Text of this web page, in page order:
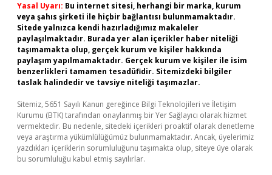
Yasal Uyarı: Bu internet sitesi, herhangi bir marka, kurum
veya şahıs şirketi ile hiçbir bağlantısı bulunmamaktadır.
Sitede yalnızca kendi hazırladığımız makaleler
paylaşılmaktadır. Burada yer alan içerikler haber niteliği
taşımamakta olup, gerçek kurum ve kişiler hakkında
paylaşım yapılmamaktadır. Gerçek kurum ve kişiler ile isim
benzerlikleri tamamen tesadüfidir. Sitemizdeki bilgiler
taslak halindedir ve tavsiye niteliği taşımazlar.
Sitemiz, 5651 Sayılı Kanun gereğince Bilgi Teknolojileri ve İletişim
Kurumu (BTK) tarafından onaylanmış bir Yer Sağlayıcı olarak hizmet
vermektedir. Bu nedenle, sitedeki içerikleri proaktif olarak denetleme
veya araştırma yükümlülüğümüz bulunmamaktadır. Ancak, üyelerimiz
yazdıkları içeriklerin sorumluluğunu taşımakta olup, siteye üye olarak
bu sorumluluğu kabul etmiş sayılırlar.